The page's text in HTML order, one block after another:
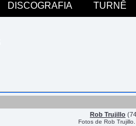
DISCOGRAFIA TURNÊ
Rob Trujillo
Fotos de Rob Trujillo.